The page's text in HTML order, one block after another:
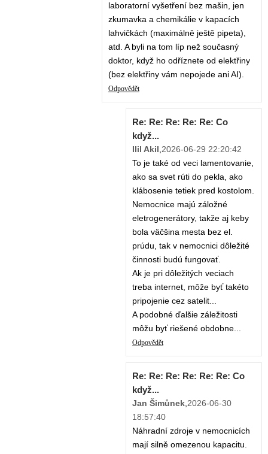
laboratorní vyšetření bez mašin, jen
zkumavka a chemikálie v kapacích
lahvičkách (maximálně ještě pipeta),
atd. A byli na tom líp než současný
doktor, když ho odříznete od elektřiny
(bez elektřiny vám nepojede ani AI).
Odpovědět
Re: Re: Re: Re: Re: Co
když...
Ilil Akil 2026-06-29 22:20:42
To je také od veci lamentovanie,
ako sa svet rúti do pekla, ako
klábosenie tetiek pred kostolom.
Nemocnice majú záložné
eletrogenerátory, takže aj keby
bola väčšina mesta bez el.
prúdu, tak v nemocnici dôležité
činnosti budú fungovať.
Ak je pri dôležitých veciach
treba internet, môže byť takéto
pripojenie cez satelit...
A podobné ďalšie záležitosti
môžu byť riešené obdobne...
Odpovědět
Re: Re: Re: Re: Re: Re: Co
když...
Jan Šimůnek 2026-06-30
18:57:40
Náhradní zdroje v nemocnicích
mají silně omezenou kapacitu.